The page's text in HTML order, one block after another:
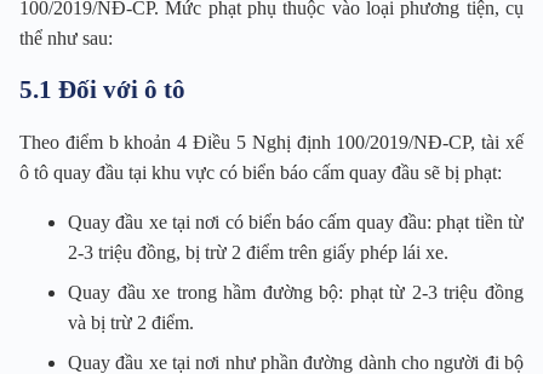
100/2019/NĐ-CP. Mức phạt phụ thuộc vào loại phương tiện, cụ
thể như sau:
5.1 Đối với ô tô
Theo điểm b khoản 4 Điều 5 Nghị định 100/2019/NĐ-CP, tài xế
ô tô quay đầu tại khu vực có biển báo cấm quay đầu sẽ bị phạt:
Quay đầu xe tại nơi có biển báo cấm quay đầu: phạt tiền từ
2-3 triệu đồng, bị trừ 2 điểm trên giấy phép lái xe.
Quay đầu xe trong hầm đường bộ: phạt từ 2-3 triệu đồng
và bị trừ 2 điểm.
Quay đầu xe tại nơi như phần đường dành cho người đi bộ